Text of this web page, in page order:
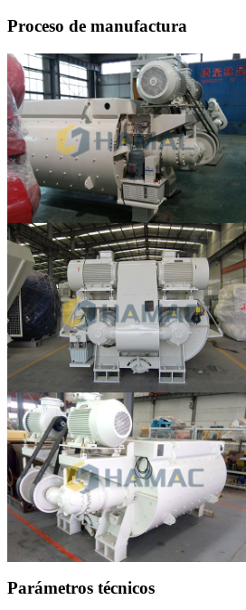
Proceso de manufactura
Parámetros técnicos